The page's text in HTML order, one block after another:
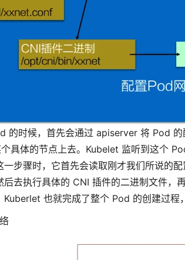
的时候，首先会通过 apiserver 将 Pod
具体的节点上去。Kubelet 监听到这个
步骤时，它首先会读取刚才我们所说的
后去执行具体的 CNI 插件的二进制文件，
也就完成了整个 Pod 的创建过程